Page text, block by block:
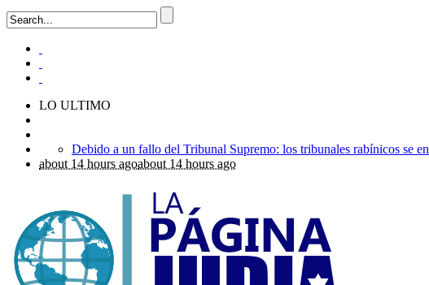
LO ULTIMO
about 14 hours agoabout 14 hours ago